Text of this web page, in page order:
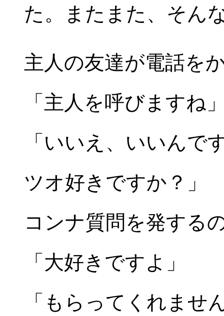
た。またまた、そん
主人の友達が電話を
「主人を呼びますね
「いいえ、いいん
ツオ好きですか？」
コンナ質問を発する
「大好きですよ」
「もらってくれませ